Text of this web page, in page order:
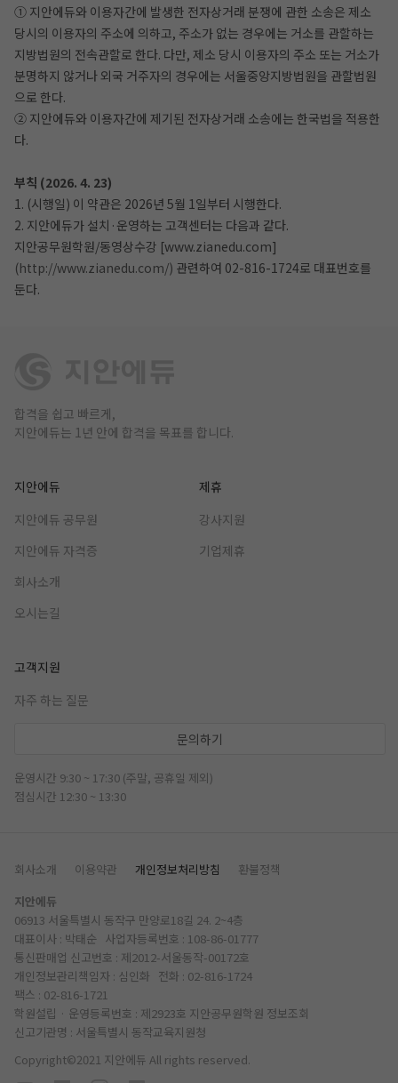
① 지안에듀와 이용자간에 발생한 전자상거래 분쟁에 관한 소송은 제소
당시의 이용자의 주소에 의하고, 주소가 없는 경우에는 거소를 관할하는
지방법원의 전속관할로 한다. 다만, 제소 당시 이용자의 주소 또는 거소가
분명하지 않거나 외국 거주자의 경우에는 서울중앙지방법원을 관할법원
으로 한다.
② 지안에듀와 이용자간에 제기된 전자상거래 소송에는 한국법을 적용한
다.
부칙 (2026. 4. 23)
1. (시행일) 이 약관은 2026년 5월 1일부터 시행한다.
2. 지안에듀가 설치·운영하는 고객센터는 다음과 같다.
지안공무원학원/동영상수강 [www.zianedu.com]
(http://www.zianedu.com/) 관련하여 02-816-1724로 대표번호를
둔다.
합격을 쉽고 빠르게,
지안에듀는 1년 안에 합격을 목표를 합니다.
지안에듀
지안에듀 공무원
지안에듀 자격증
회사소개
오시는길
제휴
강사지원
기업제휴
고객지원
자주 하는 질문
문의하기
운영시간 9:30 ~ 17:30 (주말, 공휴일 제외)
점심시간 12:30 ~ 13:30
회사소개 이용약관 개인정보처리방침
환불정책
지안에듀
06913 서울특별시 동작구 만양로18길 24. 2~4층
대표이사 : 박태순 사업자등록번호 : 108-86-01777
통신판매업 신고번호 : 제2012-서울동작-00172호
개인정보관리책임자 : 심인화 전화 : 02-816-1724
팩스 : 02-816-1721
학원설립 · 운영등록번호 : 제2923호 지안공무원학원 정보조회
신고기관명 : 서울특별시 동작교육지원청
Copyright©2021 지안에듀 All rights reserved.